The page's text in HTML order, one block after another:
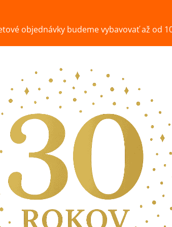
objednávky budeme vybavovať až od